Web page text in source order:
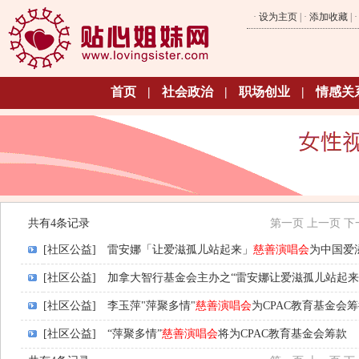
· 设为主页 | · 添加收藏 | ·
首页 | 社会政治 | 职场创业 | 情感关
共有4条记录 第一页 上一页 下
[社区公益] 雷安娜「让爱滋孤儿站起来」 慈善演唱会为中国爱
[社区公益] 加拿大智行基金会主办之“雷安娜让爱滋孤儿站起
[社区公益] 李玉萍"萍聚多情"慈善演唱会为CPAC教育基金会
[社区公益] “萍聚多情”慈善演唱会将为CPAC教育基金会筹款